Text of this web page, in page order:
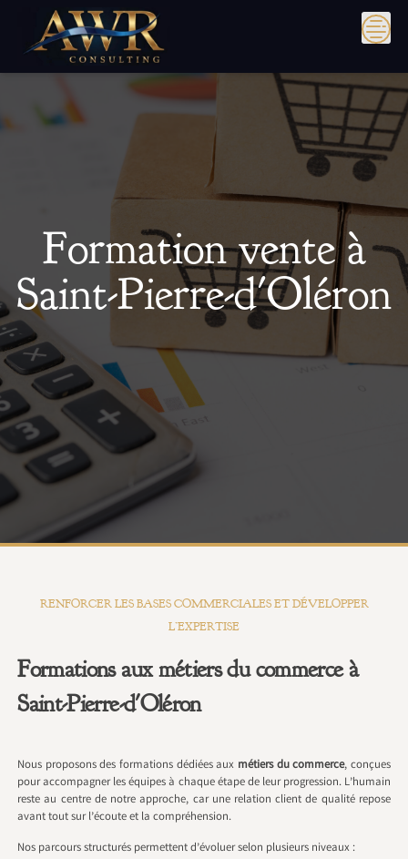
content
Formation vente à
Saint-Pierre-d'Oléron
RENFORCER LES BASES COMMERCIALES ET DÉVELOPPER
L’EXPERTISE
Formations aux métiers du commerce à
Saint-Pierre-d'Oléron
Nous proposons des formations dédiées aux métiers du commerce, conçues
pour accompagner les équipes à chaque étape de leur progression. L’humain
reste au centre de notre approche, car une relation client de qualité repose
avant tout sur l’écoute et la compréhension.
Nos parcours structurés permettent d’évoluer selon plusieurs niveaux :